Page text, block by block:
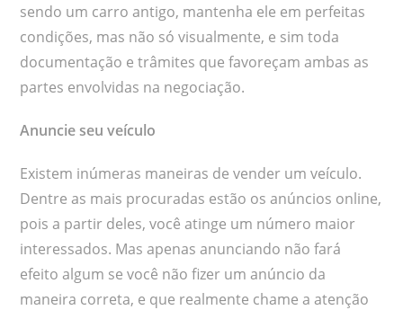
sendo um carro antigo, mantenha ele em perfeitas
condições, mas não só visualmente, e sim toda
documentação e trâmites que favoreçam ambas as
partes envolvidas na negociação.
Anuncie seu veículo
Existem inúmeras maneiras de vender um veículo.
Dentre as mais procuradas estão os anúncios online,
pois a partir deles, você atinge um número maior
interessados. Mas apenas anunciando não fará
efeito algum se você não fizer um anúncio da
maneira correta, e que realmente chame a atenção